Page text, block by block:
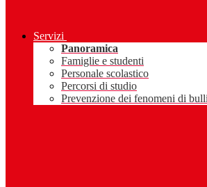
Servizi
Panoramica
Famiglie e studenti
Personale scolastico
Percorsi di studio
Prevenzione dei fenomeni di